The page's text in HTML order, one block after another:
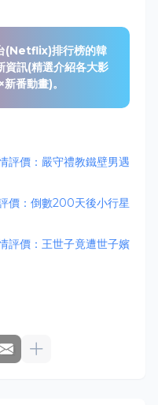
(Netflix)排行榜的韓
資訊(精選介紹各大影
番動畫)。
評價：嚴守禮教鐵壁男遇
價：倒數200天後小行星
評價：王世子竟遭世子嬪